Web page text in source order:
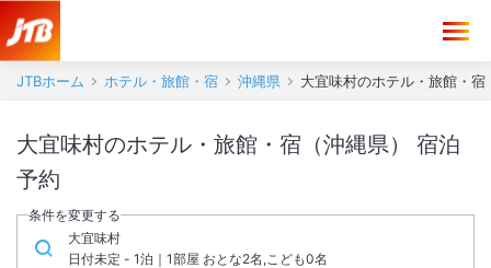
JTBホーム ホテル・旅館・宿 沖縄県 大宜味村のホテル・旅館・宿
大宜味村のホテル・旅館・宿（沖縄県） 宿泊
予約
条件を変更する
大宜味村
日付未定 - 1泊｜1部屋 おとな2名,こども0名